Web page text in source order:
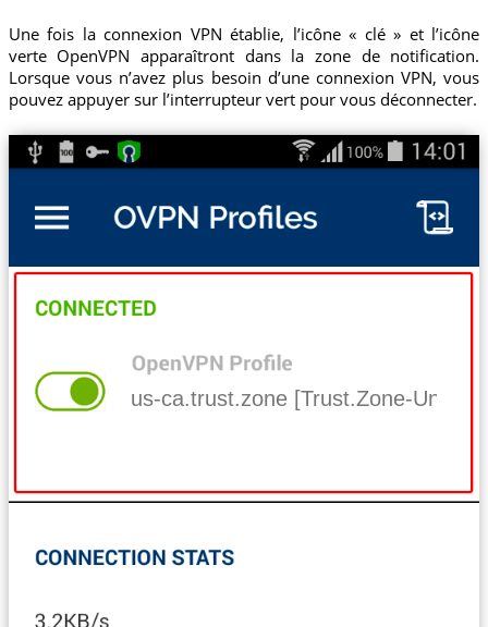
Une fois la connexion VPN établie, l’icône « clé » et l’icône
verte OpenVPN apparaîtront dans la zone de notification.
Lorsque vous n’avez plus besoin d’une connexion VPN, vous
pouvez appuyer sur l’interrupteur vert pour vous déconnecter.
us-ca.trust.zone [Trust.Zone-